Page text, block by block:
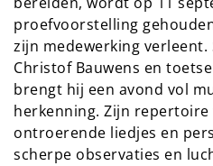
proefvoorstelling
zijn medewerking
Christof Bauwens en
brengt hij een avond vol
herkenning. Zijn
ontroerende liedjes en
scherpe observaties en